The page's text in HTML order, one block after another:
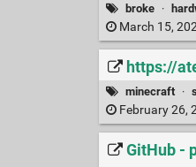
broke ·
March 15,
https://
minecraft ·
February 26,
GitHub -